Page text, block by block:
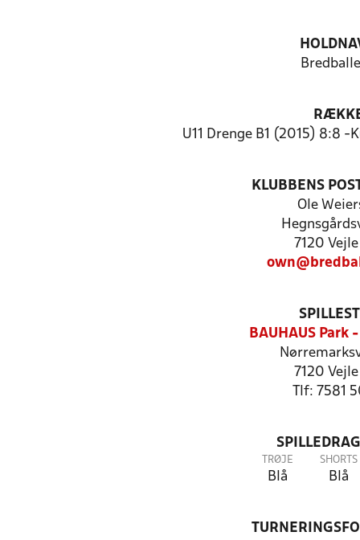
U11 Drenge B1 (2015) 8:8
KLUBBENS
Ole
7120
BAUHAUS Park
7120
Tlf: 7581
TRØJE
Blå
SHORTS
Blå